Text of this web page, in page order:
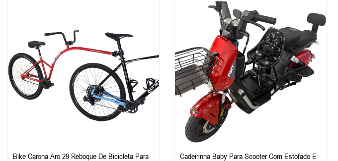
Bike Carona Aro 29 Reboque De Bicicleta Para
Cadeirinha Baby Para Scooter Com Estofado E